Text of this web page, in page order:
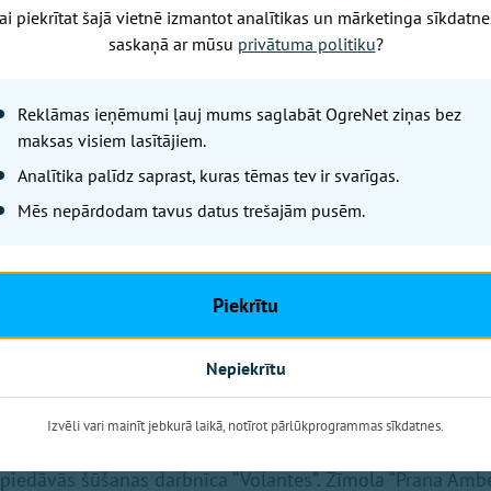
un citus gaļas izstrādājumus piedāvās Ogres
un “Stradi”.Gardos dažādu veidu nenogatavinātos
ogrēnieši “Lapsu mājas siers”. Kūpinātu svaigo sieru
saimniecības “Saliņas”.Būs arī pircēju atzinību
lai papildinātu savu puķudobi skaistai ziedēšanai
arī krāšņas mārtiņrozes un viršus, piedāvās Lauberes
ciemosies piemājas saimniecība “Jaupriedītes” ar plašu
piedāvās arī dažādi amatnieki. Birzgaliete Guna
un aksesuārus bērniem, gan pieaugušajiem. Ar saviem
Ināra Miļūna. Vēsam laikam palīdzēs sagatavoties
un cimdi, ko darina Inita Jansauska. Dāmas
“RIRANI dizains”, kas katrs vienā eksemplārā top
šūšanas darbnīca “Volantes”. Zīmola “Prana
piekrītat šajā vietnē izmantot analītikas un mārketinga
saskaņā ar mūsu privātuma politiku?
Reklāmas ieņēmumi ļauj mums saglabāt OgreNet ziņas bez
maksas visiem lasītājiem.
Analītika palīdz saprast, kuras tēmas tev ir svarīgas.
Mēs nepārdodam tavus datus trešajām pusēm.
Piekrītu
Nepiekrītu
Izvēli vari mainīt jebkurā laikā, notīrot pārlūkprogrammas sīkdatnes.